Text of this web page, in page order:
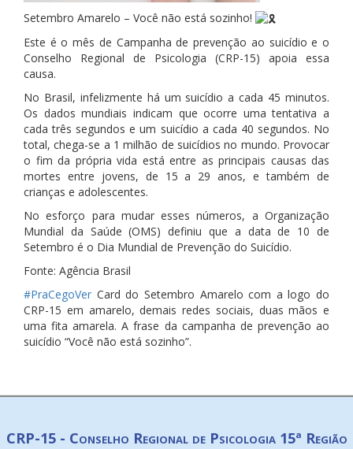
Setembro Amarelo – Você não está sozinho!
Este é o mês de Campanha de prevenção ao suicídio e o
Conselho Regional de Psicologia (CRP-15) apoia essa
causa.
No Brasil, infelizmente há um suicídio a cada 45 minutos.
Os dados mundiais indicam que ocorre uma tentativa a
cada três segundos e um suicídio a cada 40 segundos. No
total, chega-se a 1 milhão de suicídios no mundo. Provocar
o fim da própria vida está entre as principais causas das
mortes entre jovens, de 15 a 29 anos, e também de
crianças e adolescentes.
No esforço para mudar esses números, a Organização
Mundial da Saúde (OMS) definiu que a data de 10 de
Setembro é o Dia Mundial de Prevenção do Suicídio.
Fonte: Agência Brasil
#PraCegoVer Card do Setembro Amarelo com a logo do
CRP-15 em amarelo, demais redes sociais, duas mãos e
uma fita amarela. A frase da campanha de prevenção ao
suicídio “Você não está sozinho”.
CRP-15 - Conselho Regional de Psicologia 15ª Região